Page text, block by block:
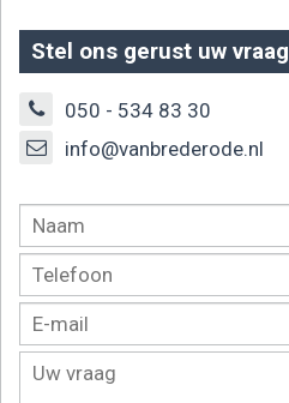
Stel ons gerust uw vraag
050 - 534 83 30
info@vanbrederode.nl